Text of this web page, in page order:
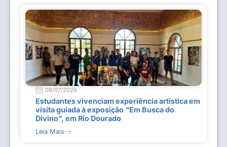
09/07/2026
Estudantes vivenciam experiência artística em
visita guiada à exposição “Em Busca do
Divino”, em Rio Dourado
Leia Mais